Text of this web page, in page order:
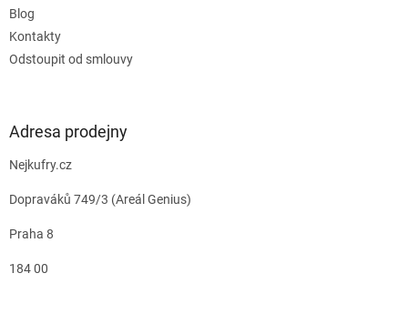
Blog
Kontakty
Odstoupit od smlouvy
Adresa prodejny
Nejkufry.cz
Dopraváků 749/3 (Areál Genius)
Praha 8
184 00